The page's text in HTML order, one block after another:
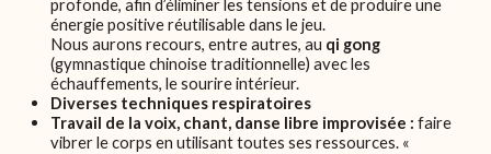
énergie positive réutilisable dans le jeu.
Nous aurons recours, entre autres, au qi gong
(gymnastique chinoise traditionnelle) avec les
échauffements, le sourire intérieur.
Diverses techniques respiratoires
Travail de la voix, chant, danse libre improvisée : faire
vibrer le corps en utilisant toutes ses ressources. «